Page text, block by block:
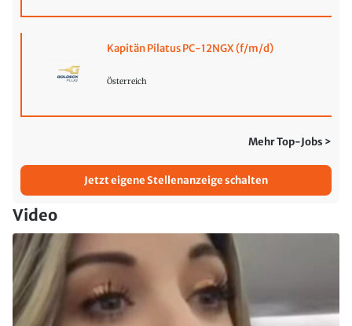
Kapitän Pilatus PC-12NGX (f/m/d)
Österreich
Mehr Top-Jobs >
Jetzt eigene Stellenanzeige schalten
Video